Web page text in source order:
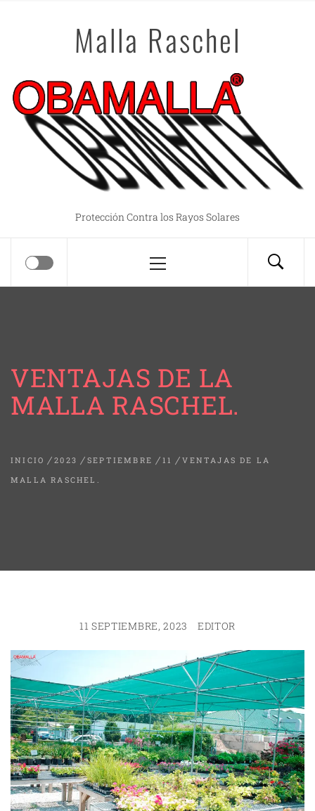
Malla Raschel
Protección Contra los Rayos Solares
principal
VENTAJAS DE LA
MALLA RASCHEL.
INICIO 2023 SEPTIEMBRE 11
VENTAJAS DE LA
MALLA RASCHEL.
11 SEPTIEMBRE, 2023 EDITOR